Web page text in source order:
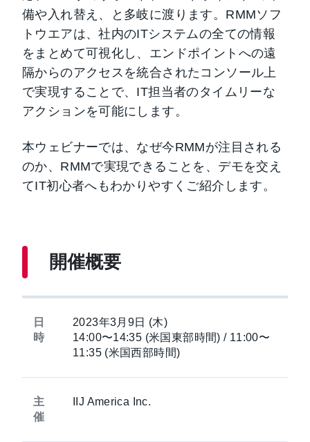
備や入れ替え、と多岐に渡ります。RMMソフ
トウエアは、社内のITシステムの全ての情報
をまとめて可視化し、エンドポイントへの遠
隔からのアクセスを統合されたコンソール上
で実現することで、IT担当者のタイムリーな
アクションを可能にします。
本ウェビナーでは、なぜ今RMMが注目される
のか、RMMで実現できることを、デモを交え
てIT初心者へもわかりやすくご紹介します。
開催概要
日
時
2023年3月9日 (木)
14:00〜14:35 (米国東部時間) / 11:00〜
11:35 (米国西部時間)
主
催
IIJ America Inc.